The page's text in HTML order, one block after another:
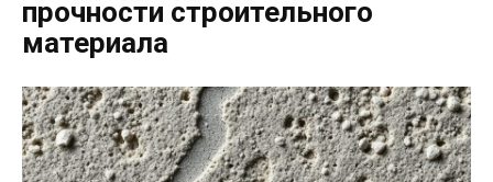
прочности строительного
материала